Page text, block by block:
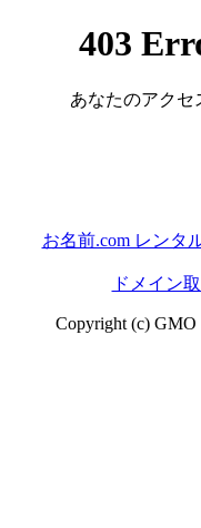
403
あなたのアクセ
お名前.com レンタ
ドメイン
Copyright (c) GMO